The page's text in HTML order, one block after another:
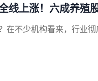
线上涨！六成养殖
在不少机构看来，行业